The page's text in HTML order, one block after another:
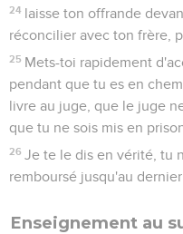
24 laisse ton offrande
réconcilier avec ton frère,
25 Mets-toi rapidement
pendant que tu es en
livre au juge, que le juge
que tu ne sois mis en
26 Je te le dis en vérité, tu
remboursé jusqu'au
Enseignement au